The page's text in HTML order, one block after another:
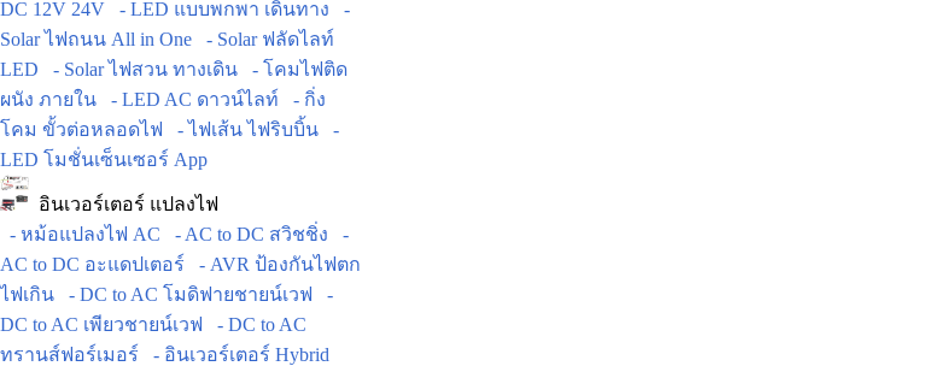
DC 12V 24V
- LED แบบพกพา เดินทาง
-
Solar ไฟถนน All in One
- Solar ฟลัดไลท์
LED
- Solar ไฟสวน ทางเดิน
- โคมไฟติด
ผนัง ภายใน
- LED AC ดาวน์ไลท์
- กิ่ง
โคม ขั้วต่อหลอดไฟ
- ไฟเส้น ไฟริบบิ้น
-
LED โมชั่นเซ็นเซอร์ App
อินเวอร์เตอร์ แปลงไฟ
- หม้อแปลงไฟ AC
- AC to DC สวิชชิ่ง
-
AC to DC อะแดปเตอร์
- AVR ป้องกันไฟตก
ไฟเกิน
- DC to AC โมดิฟายชายน์เวฟ
-
DC to AC เพียวชายน์เวฟ
- DC to AC
ทรานส์ฟอร์เมอร์
- อินเวอร์เตอร์ Hybrid